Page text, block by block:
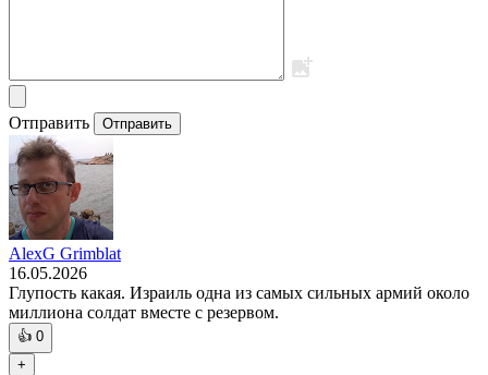
Отправить Отправить
AlexG Grimblat
16.05.2026
Глупость какая. Израиль одна из самых сильных армий около
миллиона солдат вместе с резервом.
👍 0
+